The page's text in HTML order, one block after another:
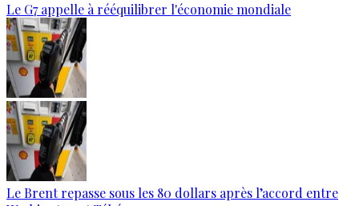
Le G7 appelle à rééquilibrer l'économie mondiale
Le Brent repasse sous les 80 dollars après l’accord entre